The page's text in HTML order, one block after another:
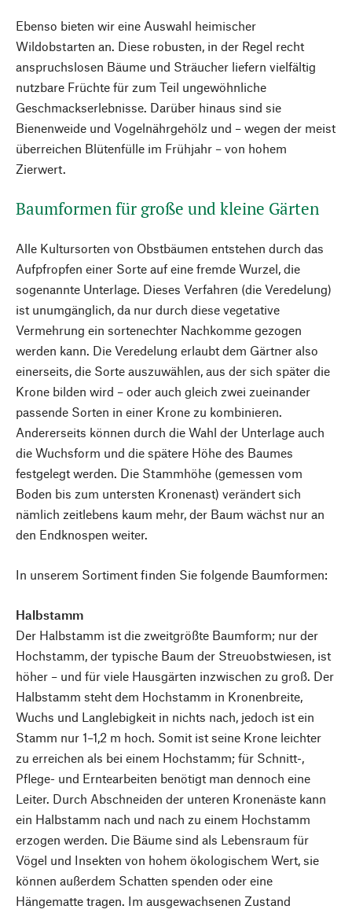
Ebenso bieten wir eine Auswahl heimischer
Wildobstarten an. Diese robusten, in der Regel recht
anspruchslosen Bäume und Sträucher liefern vielfältig
nutzbare Früchte für zum Teil ungewöhnliche
Geschmackserlebnisse. Darüber hinaus sind sie
Bienenweide und Vogelnährgehölz und – wegen der meist
überreichen Blütenfülle im Frühjahr – von hohem
Zierwert.
Baumformen für große und kleine Gärten
Alle Kultursorten von Obstbäumen entstehen durch das
Aufpfropfen einer Sorte auf eine fremde Wurzel, die
sogenannte Unterlage. Dieses Verfahren (die Veredelung)
ist unumgänglich, da nur durch diese vegetative
Vermehrung ein sortenechter Nachkomme gezogen
werden kann. Die Veredelung erlaubt dem Gärtner also
einerseits, die Sorte auszuwählen, aus der sich später die
Krone bilden wird – oder auch gleich zwei zueinander
passende Sorten in einer Krone zu kombinieren.
Andererseits können durch die Wahl der Unterlage auch
die Wuchsform und die spätere Höhe des Baumes
festgelegt werden. Die Stammhöhe (gemessen vom
Boden bis zum untersten Kronenast) verändert sich
nämlich zeitlebens kaum mehr, der Baum wächst nur an
den Endknospen weiter.
In unserem Sortiment finden Sie folgende Baumformen:
Halbstamm
Der Halbstamm ist die zweitgrößte Baumform; nur der
Hochstamm, der typische Baum der Streuobstwiesen, ist
höher – und für viele Hausgärten inzwischen zu groß. Der
Halbstamm steht dem Hochstamm in Kronen­breite,
Wuchs und Langlebigkeit in nichts nach, jedoch ist ein
Stamm nur ­1–1,2 m hoch. Somit ist seine ­Krone leichter
zu erreichen als bei einem Hochstamm; für Schnitt-,
Pflege- und Erntearbeiten benötigt man dennoch eine
Leiter. Durch Abschneiden der unteren Kronenäste kann
ein Halbstamm nach und nach zu einem Hochstamm
erzogen werden. Die Bäume sind als Lebensraum für
Vögel und Insekten von hohem ökologischem Wert, sie
können außerdem Schatten spenden oder eine
Hängematte tragen. Im ausgewachsenen Zustand